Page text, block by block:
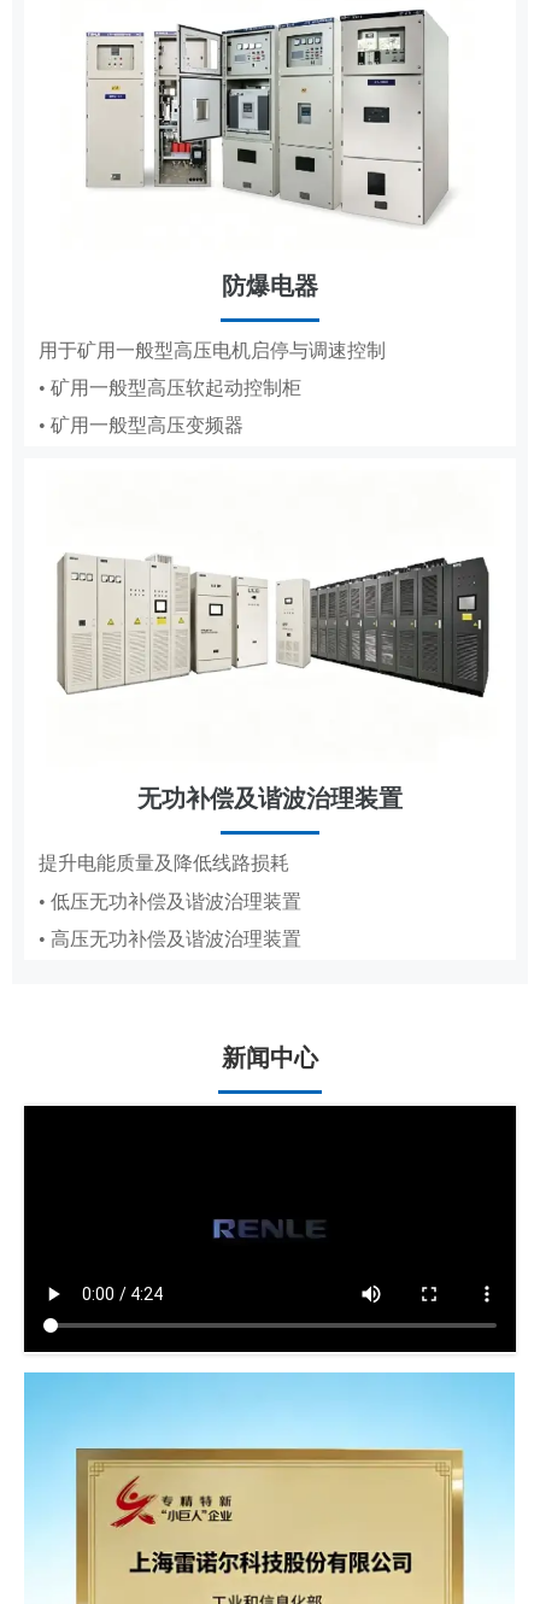
防爆电器
用于矿用一般型高压电机启停与调速控制
• 矿用一般型高压软起动控制柜
• 矿用一般型高压变频器
无功补偿及谐波治理装置
提升电能质量及降低线路损耗
• 低压无功补偿及谐波治理装置
• 高压无功补偿及谐波治理装置
MCS
用于高低压电机的变频调速、节能与保护
• 辅助控制系统
节能改造
新闻中心